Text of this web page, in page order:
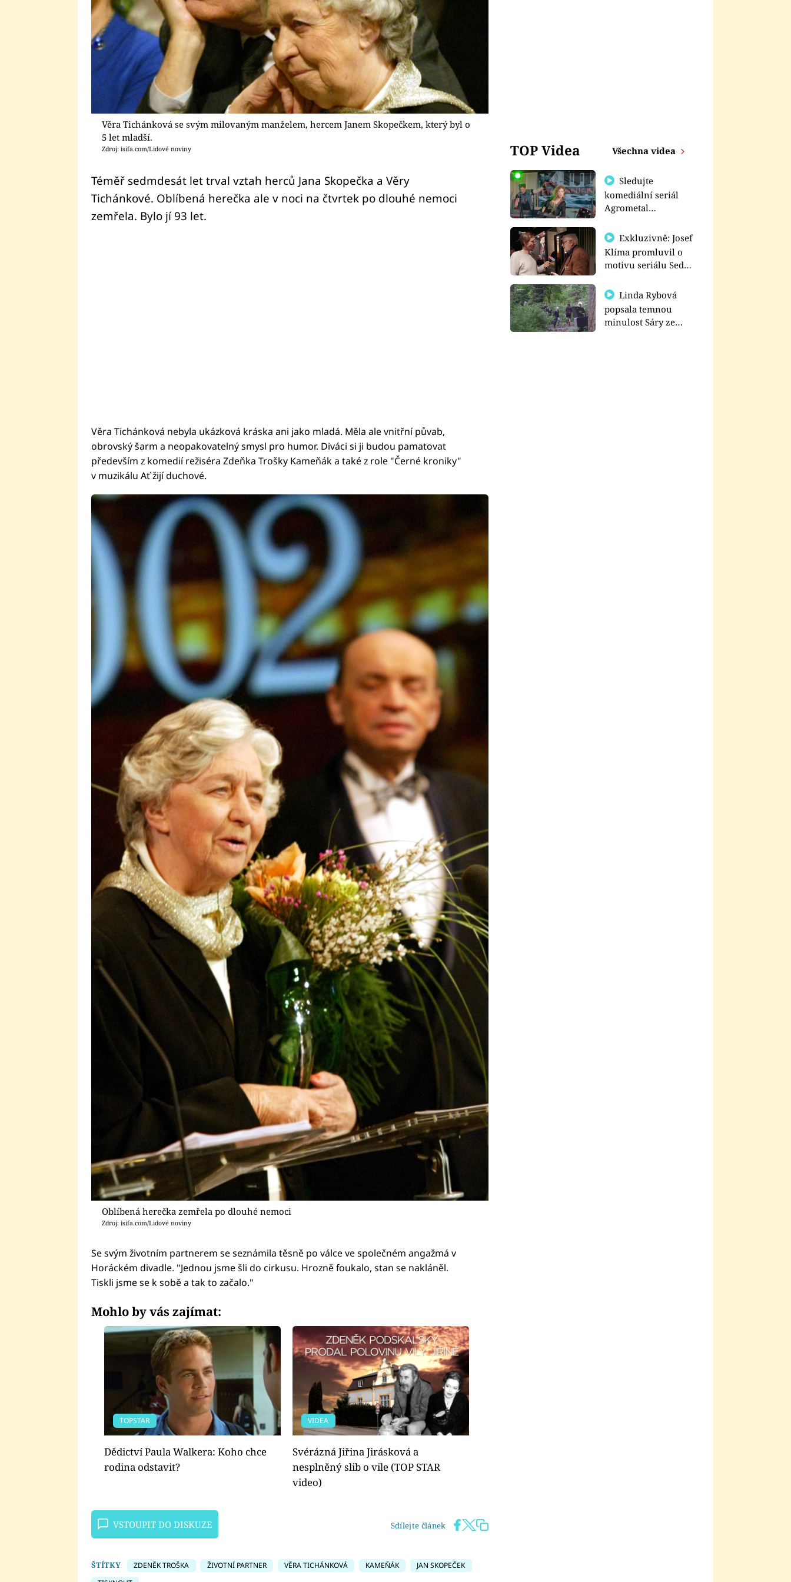
Věra Tichánková se svým milovaným manželem, hercem Janem Skopečkem, který byl o
5 let mladší.
Zdroj: isifa.com/Lidové noviny
Téměř sedmdesát let trval vztah herců Jana Skopečka a Věry
Tichánkové. Oblíbená herečka ale v noci na čtvrtek po dlouhé nemoci
zemřela. Bylo jí 93 let.
Věra Tichánková nebyla ukázková kráska ani jako mladá. Měla ale vnitřní půvab,
obrovský šarm a neopakovatelný smysl pro humor. Diváci si ji budou pamatovat
především z komedií režiséra Zdeňka Trošky Kameňák a také z role "Černé kroniky"
v muzikálu Ať žijí duchové.
Oblíbená herečka zemřela po dlouhé nemoci
Zdroj: isifa.com/Lidové noviny
Se svým životním partnerem se seznámila těsně po válce ve společném angažmá v
Horáckém divadle. "Jednou jsme šli do cirkusu. Hrozně foukalo, stan se nakláněl.
Tiskli jsme se k sobě a tak to začalo."
Mohlo by vás zajímat:
TOPSTAR
Dědictví Paula Walkera: Koho chce
rodina odstavit?
VIDEA
Svérázná Jiřina Jirásková a
nesplněný slib o vile (TOP STAR
video)
VSTOUPIT DO DISKUZE Sdílejte článek
ŠTÍTKY ZDENĚK TROŠKA ŽIVOTNÍ PARTNER VĚRA TICHÁNKOVÁ KAMEŇÁK
JAN SKOPEČEK
TOP Videa Všechna videa
Sledujte
komediální seriál
Agrometal
prima+
Exkluzivně: Josef
Klíma promluvil o
motivu seriálu Sedm
Linda Rybová
popsala temnou
minulost Sáry ze